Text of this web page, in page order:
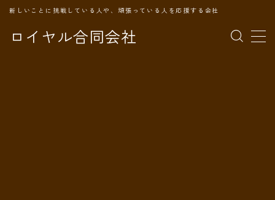
ロイヤル合同会社
新しいことに挑戦している人や、頑張っている人を応援する会社
MENU